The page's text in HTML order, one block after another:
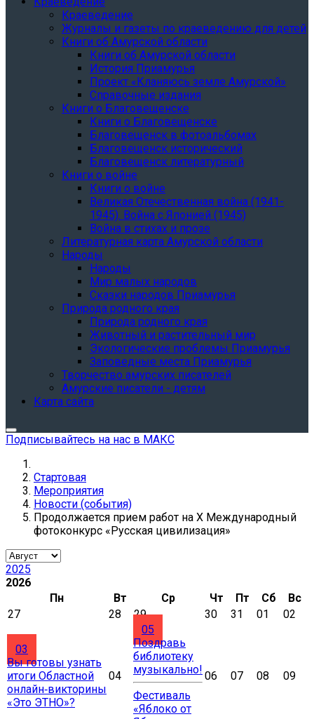
Краеведение
Журналы и газеты по краеведению для детей
Книги об Амурской области
Книги об Амурской области
История Приамурья
Проект «Кланяюсь земле Амурской»
Справочные издания
Книги о Благовещенске
Книги о Благовещенске
Благовещенск в фотоальбомах
Благовещенск исторический
Благовещенск литературный
Книги о войне
Книги о войне
Великая Отечественная война (1941-
1945). Война с Японией (1945)
Война в стихах и прозе
Литературная карта Амурской области
Народы
Народы
Мир малых народов
Сказки народов Приамурья
Природа родного края
Природа родного края
Животный и растительный мир
Экологические проблемы Приамурья
Заповедные места Приамурья
Творчество амурских писателей
Амурские писатели - детям
Карта сайта
Подписывайтесь на нас в МАКС
Стартовая
Мероприятия
Новости (события)
Продолжается прием работ на Х Международный
фотоконкурс «Русская цивилизация»
2025
2026
Пн
Вт Ср Чт Пт Сб
Вс
27
28 29 30 31 01 02
03
Вы готовы узнать
итоги Областной
онлайн‑викторины
«Это ЭТНО»?
04
05
Поздравь
библиотеку
музыкально!
Фестиваль
«Яблоко от
06 07 08 09